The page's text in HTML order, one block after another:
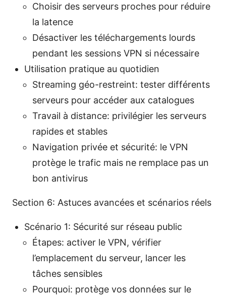
Choisir des serveurs proches pour réduire
la latence
Désactiver les téléchargements lourds
pendant les sessions VPN si nécessaire
Utilisation pratique au quotidien
Streaming géo-restreint: tester différents
serveurs pour accéder aux catalogues
Travail à distance: privilégier les serveurs
rapides et stables
Navigation privée et sécurité: le VPN
protège le trafic mais ne remplace pas un
bon antivirus
Section 6: Astuces avancées et scénarios réels
Scénario 1: Sécurité sur réseau public
Étapes: activer le VPN, vérifier
l’emplacement du serveur, lancer les
tâches sensibles
Pourquoi: protège vos données sur le